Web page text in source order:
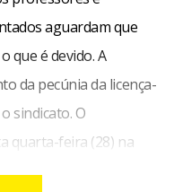
aguardam que
que é devido. A
da pecúnia da licença-
sindicato. O
quarta-feira (28) na